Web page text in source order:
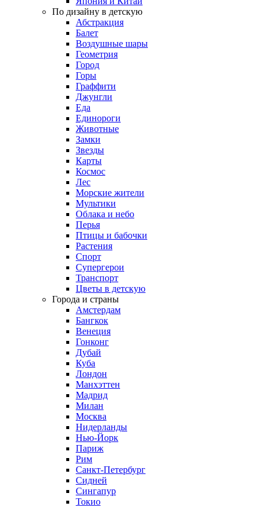
По дизайну в детскую
Абстракция
Балет
Воздушные шары
Геометрия
Город
Горы
Граффити
Джунгли
Еда
Единороги
Животные
Замки
Звезды
Карты
Космос
Лес
Морские жители
Мультики
Облака и небо
Перья
Птицы и бабочки
Растения
Спорт
Супергерои
Транспорт
Цветы в детскую
Города и страны
Амстердам
Бангкок
Венеция
Гонконг
Дубай
Куба
Лондон
Манхэттен
Мадрид
Милан
Москва
Нидерланды
Нью-Йорк
Париж
Рим
Санкт-Петербург
Сидней
Сингапур
Токио